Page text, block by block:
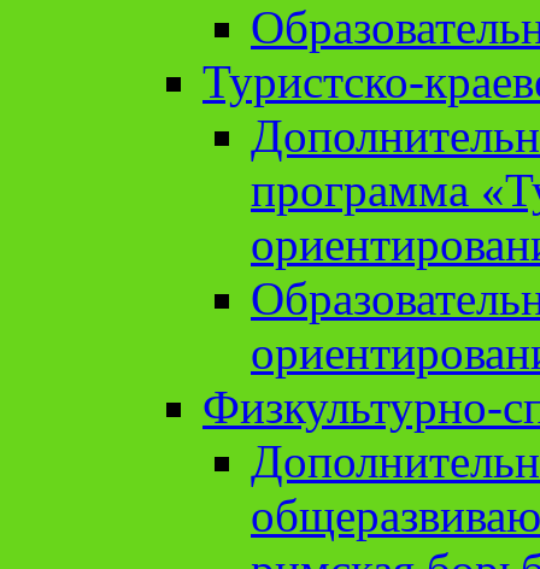
Туристско-
программа
Физкультурно-